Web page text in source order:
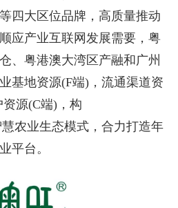
四大区位品牌，高质量推动
应产业互联网发展需要，粤
、粤港澳大湾区产融和广州
基地资源(F端)，流通渠道资
源(C端)，构
慧农业生态模式，合力打造年
平台。